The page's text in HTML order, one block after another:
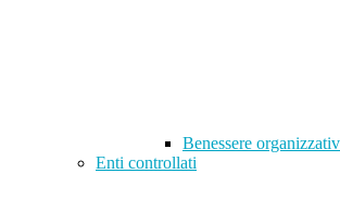
Benessere
Enti controllati